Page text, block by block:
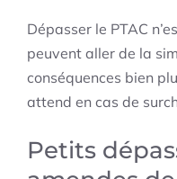
Dépasser le PTAC
peuvent aller de la
conséquences bien
attend en cas de
Petits